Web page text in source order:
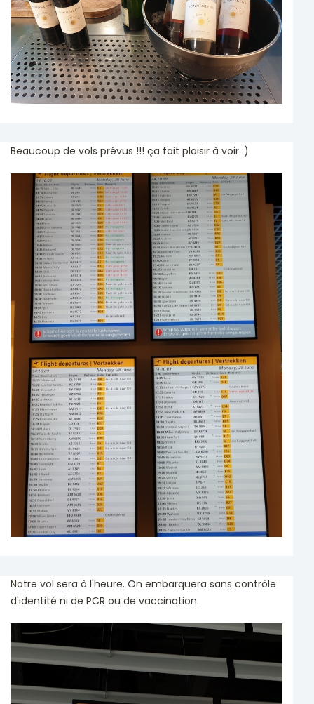
Beaucoup de vols prévus !!! ça fait plaisir à voir :)
Notre vol sera à l'heure. On embarquera sans contrôle
d'identité ni de PCR ou de vaccination.